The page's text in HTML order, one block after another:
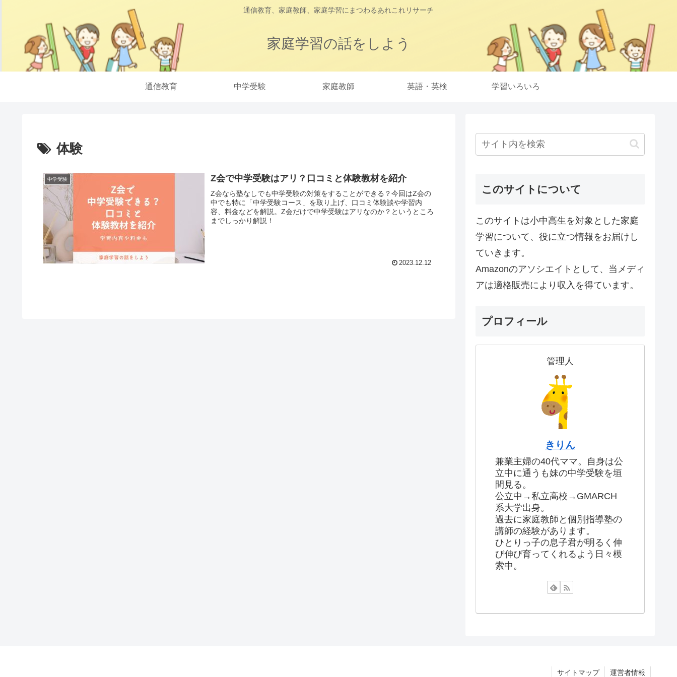
通信教育、家庭教師、家庭学習にまつわるあれこれリサーチ
家庭学習の話をしよう
通信教育 中学受験 家庭教師 英語・英検 学習いろいろ
体験
中学受験 Z会で中学受験はアリ？口コミと体験教材を紹介
Z会なら塾なしでも中学受験の対策をすることができる？今回はZ会の
中でも特に「中学受験コース」を取り上げ、口コミ体験談や学習内
容、料金などを解説。Z会だけで中学受験はアリなのか？というところ
までしっかり解説！
2023.12.12
このサイトについて
このサイトは小中高生を対象とした家庭
学習について、役に立つ情報をお届けし
ていきます。
Amazonのアソシエイトとして、当メディ
アは適格販売により収入を得ています。
プロフィール
管理人
きりん
兼業主婦の40代ママ。自身は公
立中に通うも妹の中学受験を垣
間見る。
公立中→私立高校→GMARCH
系大学出身。
過去に家庭教師と個別指導塾の
講師の経験があります。
ひとりっ子の息子君が明るく伸
び伸び育ってくれるよう日々模
索中。
サイトマップ 運営者情報